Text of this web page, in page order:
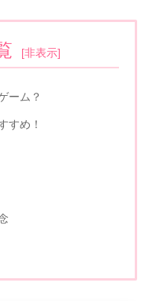
[非表示]
ーム？
すめ！